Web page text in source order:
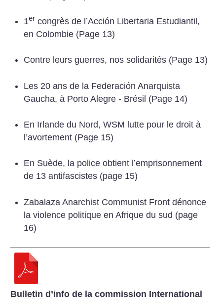
1ercongrès de l’Acción Libertaria Estudiantil,
en Colombie (Page 13)
Contre leurs guerres, nos solidarités (Page 13)
Les 20 ans de la Federación Anarquista
Gaucha, à Porto Alegre - Brésil (Page 14)
En Irlande du Nord, WSM lutte pour le droit à
l’avortement (Page 15)
En Suède, la police obtient l’emprisonnement
de 13 antifascistes (page 15)
Zabalaza Anarchist Communist Front dénonce
la violence politique en Afrique du sud (page
16)
Bulletin d’info de la commission International